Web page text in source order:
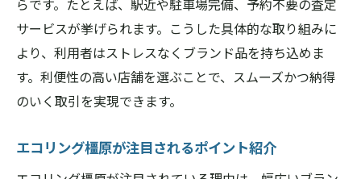
らです。たとえば、駅近や駐車場完備、予約不要の査定
サービスが挙げられます。こうした具体的な取り組みに
より、利用者はストレスなくブランド品を持ち込めま
す。利便性の高い店舗を選ぶことで、スムーズかつ納得
のいく取引を実現できます。
エコリング橿原が注目されるポイント紹介